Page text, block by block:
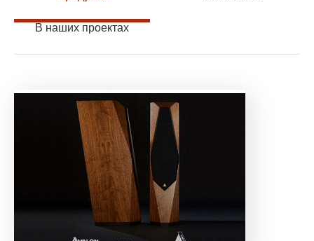
В наших проектах